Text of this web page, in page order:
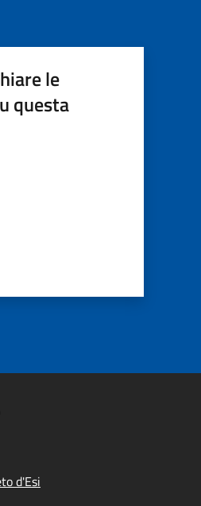
le
questa
d'Esi